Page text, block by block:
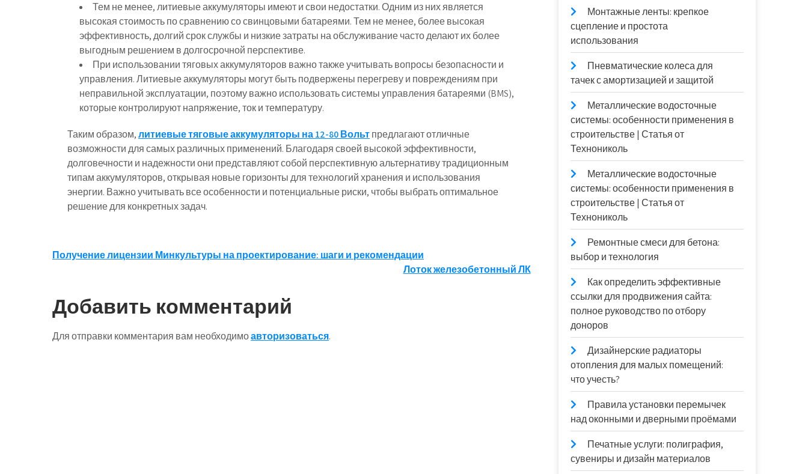
Тем не менее, литиевые аккумуляторы имеют и свои недостатки. Одним из них является
высокая стоимость по сравнению со свинцовыми батареями. Тем не менее, более высокая
эффективность, долгий срок службы и низкие затраты на обслуживание часто делают их более
выгодным решением в долгосрочной перспективе.
При использовании тяговых аккумуляторов важно также учитывать вопросы безопасности и
управления. Литиевые аккумуляторы могут быть подвержены перегреву и повреждениям при
неправильной эксплуатации, поэтому важно использовать системы управления батареями (BMS),
которые контролируют напряжение, ток и температуру.
Таким образом,литиевые тяговые аккумуляторы на 12-80 Вольтпредлагают отличные
возможности для самых различных применений. Благодаря своей высокой эффективности,
долговечности и надежности они представляют собой перспективную альтернативу традиционным
типам аккумуляторов, открывая новые горизонты для технологий хранения и использования
энергии. Важно учитывать все особенности и потенциальные риски, чтобы выбрать оптимальное
решение для конкретных задач.
Навигация
записям
Получение лицензии Минкультуры на проектирование: шаги и рекомендации
Лоток железобетонный ЛК
Добавить комментарий
Для отправки комментария вам необходимоавторизоваться.
Монтажные ленты: крепкое
сцепление и простота
использования
Пневматические колеса для
тачек с амортизацией и защитой
Металлические водосточные
системы: особенности применения в
строительстве | Статья от
Технониколь
Металлические водосточные
системы: особенности применения в
строительстве | Статья от
Технониколь
Ремонтные смеси для бетона:
выбор и технология
Как определить эффективные
ссылки для продвижения сайта:
полное руководство по отбору
доноров
Дизайнерские радиаторы
отопления для малых помещений:
что учесть?
Правила установки перемычек
над оконными и дверными проёмами
Печатные услуги: полиграфия,
сувениры и дизайн материалов